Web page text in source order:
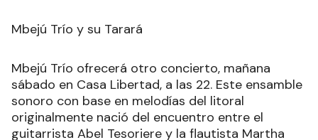
Mbejú Trío y su Tarará
Mbejú Trío ofrecerá otro concierto, mañana
sábado en Casa Libertad, a las 22. Este ensamble
sonoro con base en melodías del litoral
originalmente nació del encuentro entre el
guitarrista Abel Tesoriere y la flautista Martha